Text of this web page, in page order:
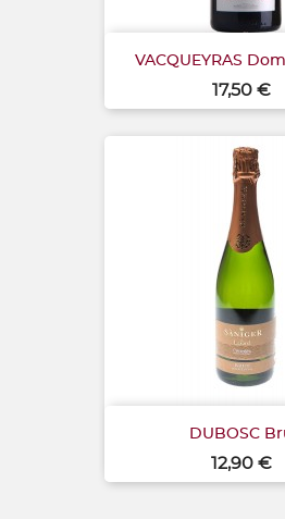
VACQUEYRAS
Prix
17,50 €
DUBOSC
Prix
12,90 €